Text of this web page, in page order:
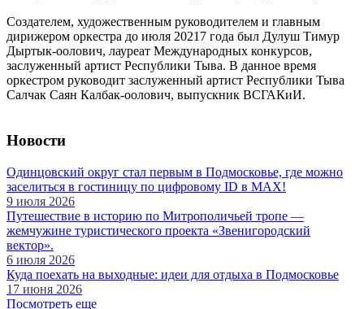
Создателем, художественным руководителем и главным
дирижером оркестра до июля 20217 года был Дулуш Тимур
Дыртык-оолович, лауреат Международных конкурсов,
заслуженный артист Республики Тыва. В данное время
оркестром руководит заслуженный артист Республики Тыва
Салчак Саян Калбак-оолович, выпускник ВСГАКиИ.
Новости
Одинцовский округ стал первым в Подмосковье, где можно
заселиться в гостиницу по цифровому ID в MAX!
9 июля 2026
Путешествие в историю по Митрополичьей тропе —
жемчужине туристического проекта «Звенигородский
вектор».
6 июля 2026
Куда поехать на выходные: идеи для отдыха в Подмосковье
17 июня 2026
Посмотреть еще